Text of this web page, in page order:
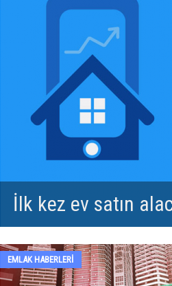
İlk kez ev satın
EMLAK HABERLERI